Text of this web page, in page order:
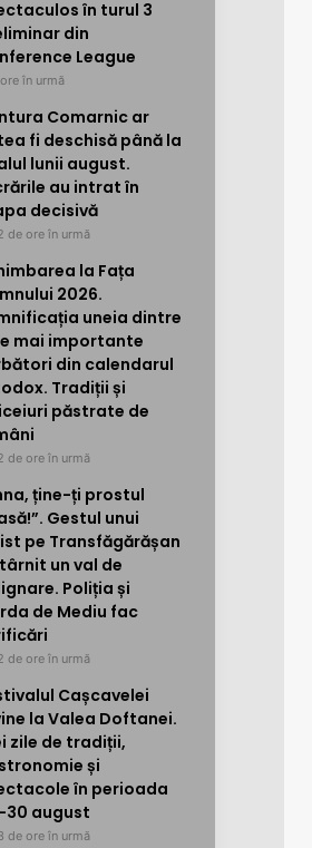
în turul 3
din
League
în urmă
Comarnic ar
fi deschisă până la
lunii august.
au intrat în
decisivă
de ore în urmă
la Fața
2026.
uneia dintre
mai importante
din calendarul
Tradiții și
păstrate de
de ore în urmă
ține-ți prostul
Gestul unui
pe Transfăgărășan
un val de
Poliția și
de Mediu fac
de ore în urmă
Cașcavelei
la Valea Doftanei.
zile de tradiții,
și
în perioada
august
de ore în urmă